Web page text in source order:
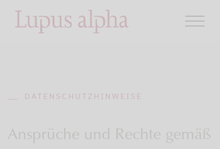
DATENSCHUTZHINWEISE
Ansprüche und Rechte gemäß